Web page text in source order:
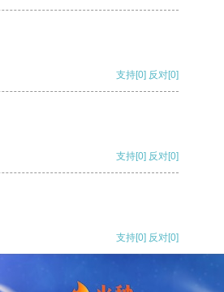
支持[0] 反对[0]
支持[0] 反对[0]
支持[0] 反对[0]